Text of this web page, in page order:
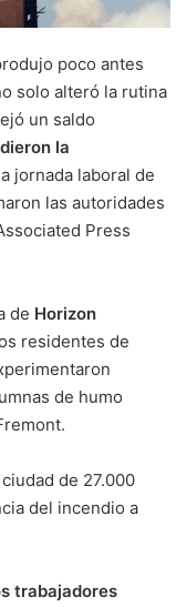
poco antes
solo alteró la rutina
un saldo
la
jornada laboral de
las autoridades
Press
de Horizon
residentes de
de humo
de 27.000
del incendio a
trabajadores